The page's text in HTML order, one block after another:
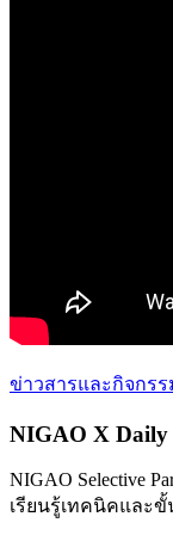
ข่าวสารและกิจกรร
NIGAO X
NIGAO Selective
เรียนรู้เทคนิคและ